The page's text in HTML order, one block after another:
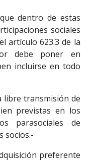
de estas
sociales
artículo 623.3 de la
debe poner en
incluirse en todo
transmisión de
previstas en los
parasociales de
socios.-
preferente